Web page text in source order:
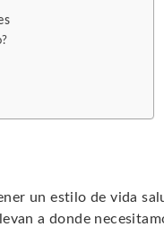
un estilo de vida
a donde